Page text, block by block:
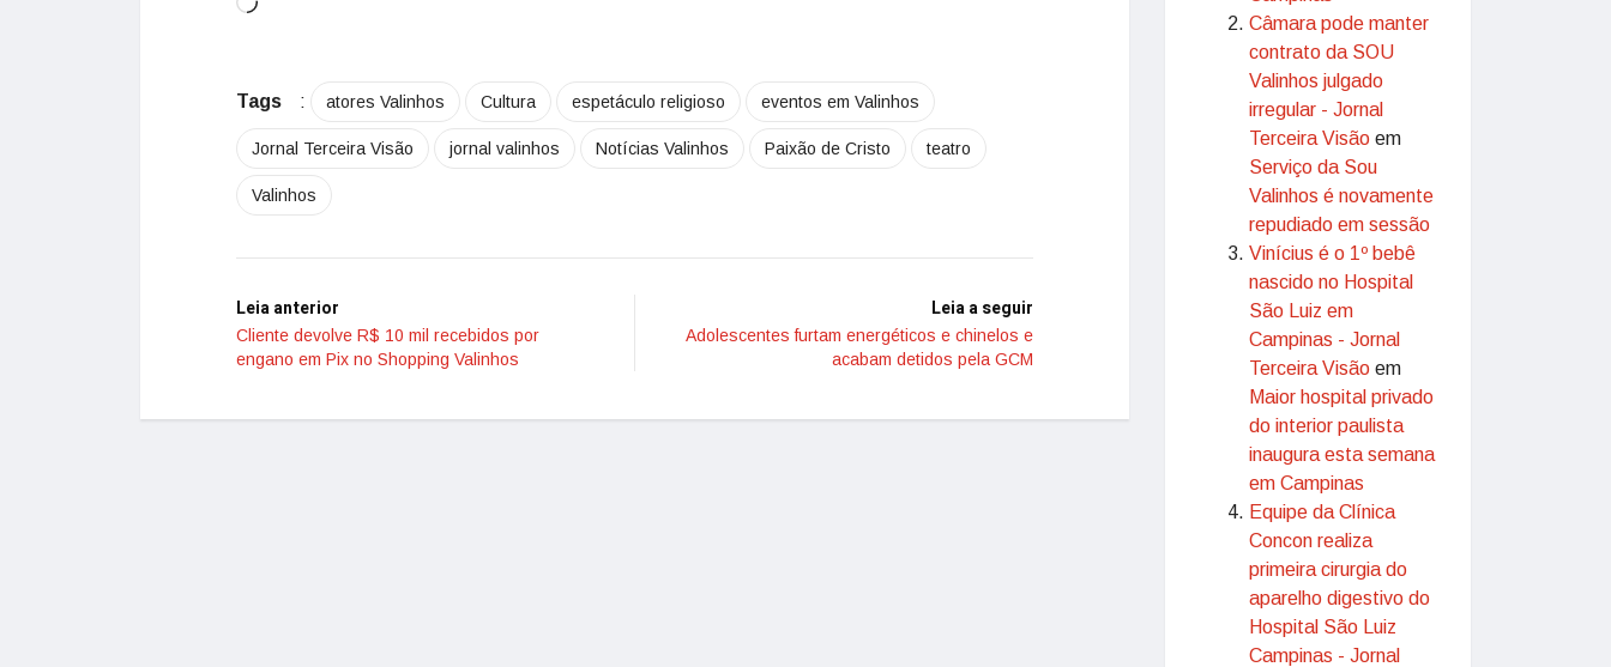
Tags : atores Valinhos Cultura espetáculo religioso eventos em Valinhos
Jornal Terceira Visão jornal valinhos Notícias Valinhos Paixão de Cristo teatro
Valinhos
Leia anterior
Cliente devolve R$ 10 mil recebidos por
engano em Pix no Shopping Valinhos
Leia a seguir
Adolescentes furtam energéticos e chinelos e
acabam detidos pela GCM
Câmara pode manter
contrato da SOU
Valinhos julgado
irregular - Jornal
Terceira Visão em
Serviço da Sou
Valinhos é novamente
repudiado em sessão
Vinícius é o 1º bebê
nascido no Hospital
São Luiz em
Campinas - Jornal
Terceira Visão em
Maior hospital privado
do interior paulista
inaugura esta semana
em Campinas
Equipe da Clínica
Concon realiza
primeira cirurgia do
aparelho digestivo do
Hospital São Luiz
Campinas - Jornal